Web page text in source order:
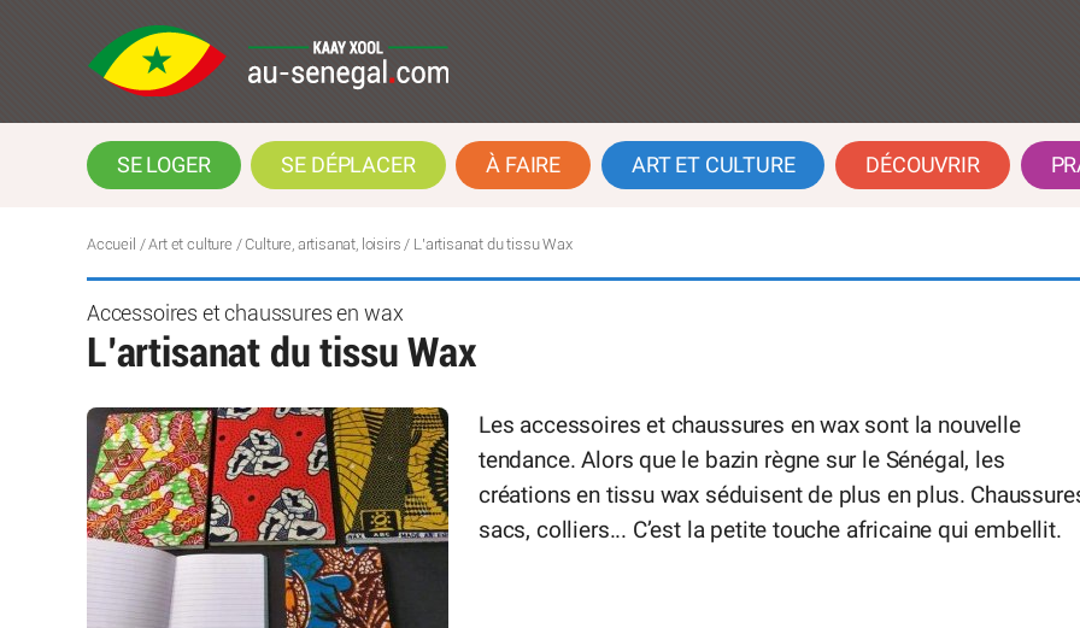
SE LOGER SE DÉPLACER À FAIRE ART ET CULTURE DÉCOUVRIR
Accueil /Art et culture /Culture, artisanat, loisirs / L’artisanat du tissu Wax
Accessoires et chaussures en wax
L’artisanat du tissu Wax
Les accessoires et chaussures en wax sont la nouvelle
tendance. Alors que le bazin règne sur le Sénégal, les
créations en tissu wax séduisent de plus en plus.
sacs, colliers... C’est la petite touche africaine qui embellit.